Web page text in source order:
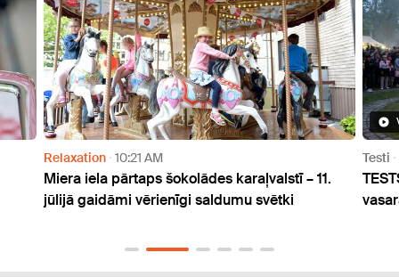
Relaxation 10:21 AM
Miera iela pārtaps šokolādes karaļvalstī – 11.
jūlijā gaidāmi vērienīgi saldumu svētki
Testi